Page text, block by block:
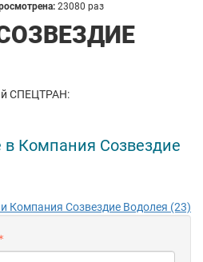
23080 раз
СПЕЦТРАН:
Компания Созвездие
Компания Созвездие Водолея (23)